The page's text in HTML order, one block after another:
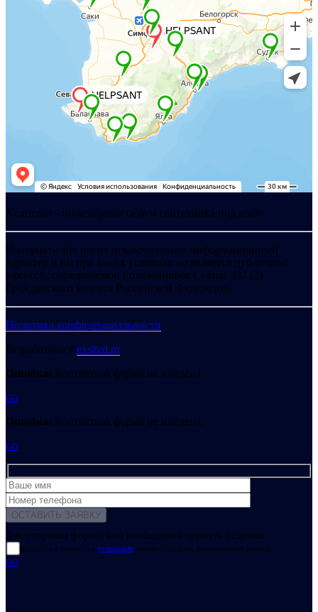
Хелпсант - инженерные сети и сантехника под ключ
Интернет-сайт носит исключительно информационный
характер и ни при каких условиях не является публичной
офертой, определяемой положениями Статьи 437 (2)
Гражданского кодекса Российской Федерации.
Политика конфиденциальности
Разработано в exsited.ru
Ошибка: Контактная форма не найдена.
GO
Ошибка: Контактная форма не найдена.
GO
Для отправки формы вам необходимо принять условия:
прочитал и согласен с условиями обработки своих персональных данных
GO